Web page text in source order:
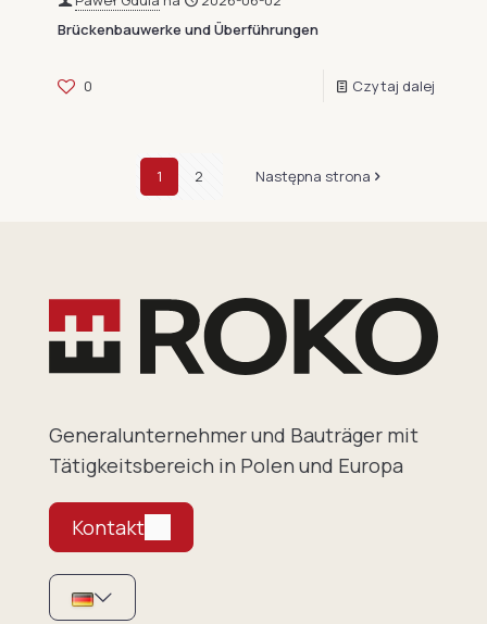
Brückenbauwerke und Überführungen
0 Czytaj dalej
1 2 Następna strona
Generalunternehmer und Bauträger mit
Tätigkeitsbereich in Polen und Europa
Kontakt